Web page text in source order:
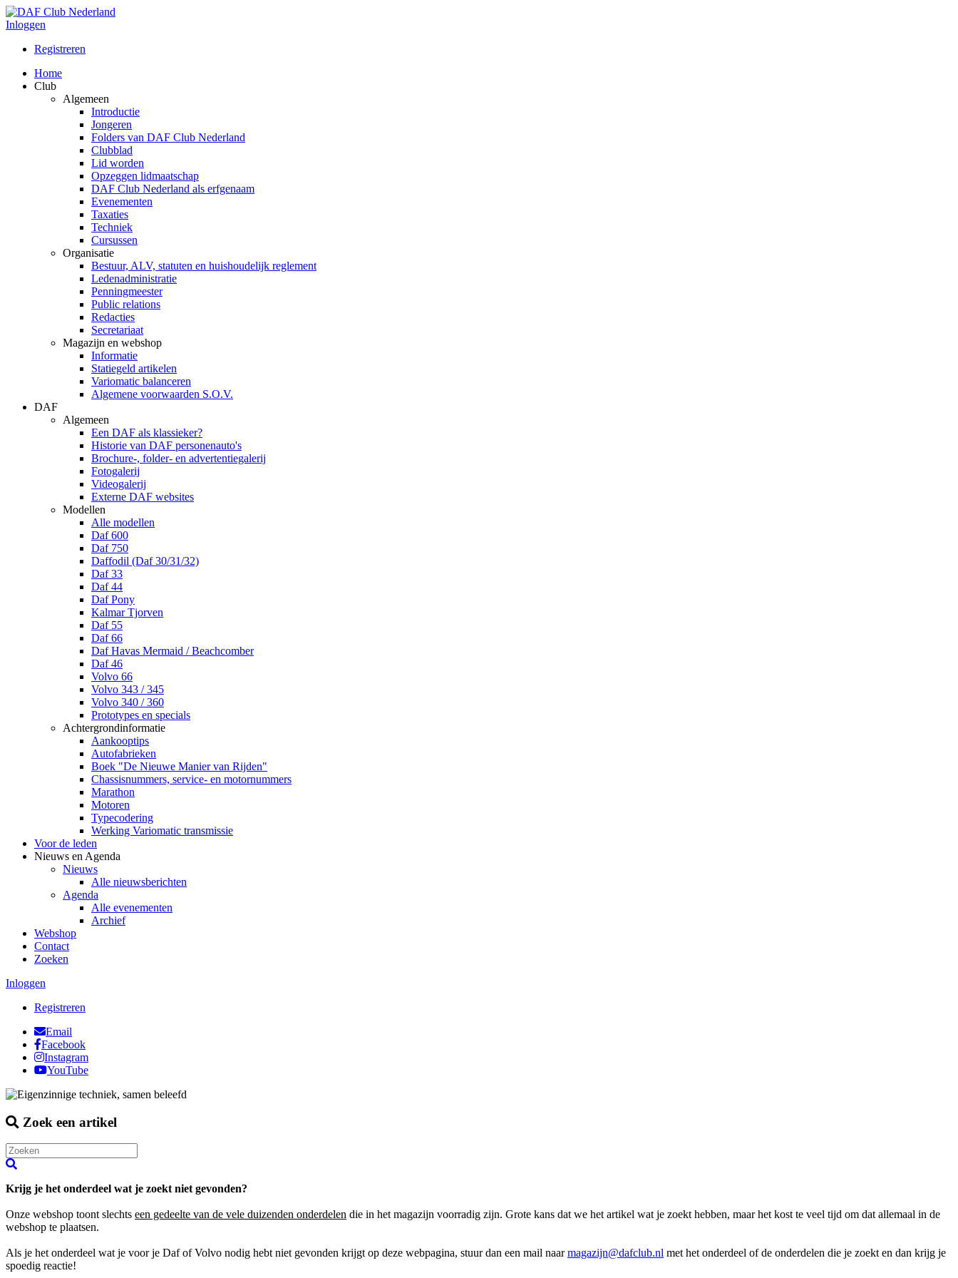
Inloggen
Registreren
Home
Club
Algemeen
Introductie
Jongeren
Folders van DAF Club Nederland
Clubblad
Lid worden
Opzeggen lidmaatschap
DAF Club Nederland als erfgenaam
Evenementen
Taxaties
Techniek
Cursussen
Organisatie
Bestuur, ALV, statuten en huishoudelijk reglement
Ledenadministratie
Penningmeester
Public relations
Redacties
Secretariaat
Magazijn en webshop
Informatie
Statiegeld artikelen
Variomatic balanceren
Algemene voorwaarden S.O.V.
DAF
Algemeen
Een DAF als klassieker?
Historie van DAF personenauto's
Brochure-, folder- en advertentiegalerij
Fotogalerij
Videogalerij
Externe DAF websites
Modellen
Alle modellen
Daf 600
Daf 750
Daffodil (Daf 30/31/32)
Daf 33
Daf 44
Daf Pony
Kalmar Tjorven
Daf 55
Daf 66
Daf Havas Mermaid / Beachcomber
Daf 46
Volvo 66
Volvo 343 / 345
Volvo 340 / 360
Prototypes en specials
Achtergrondinformatie
Aankooptips
Autofabrieken
Boek "De Nieuwe Manier van Rijden"
Chassisnummers, service- en motornummers
Marathon
Motoren
Typecodering
Werking Variomatic transmissie
Voor de leden
Nieuws en Agenda
Nieuws
Alle nieuwsberichten
Agenda
Alle evenementen
Archief
Webshop
Contact
Zoeken
Inloggen
Registreren
Email
Facebook
Instagram
YouTube
Zoek een artikel
Krijg je het onderdeel wat je zoekt niet gevonden?
Onze webshop toont slechts een gedeelte van de vele duizenden onderdelen die in het magazijn voorradig zijn. Grote kans dat we het artikel wat je zoekt hebben, maar het kost te veel tijd om dat allemaal in de
webshop te plaatsen.
Als je het onderdeel wat je voor je Daf of Volvo nodig hebt niet gevonden krijgt op deze webpagina, stuur dan een mail naarmagazijn@dafclub.nl met het onderdeel of de onderdelen die je zoekt en dan krijg je
spoedig reactie!